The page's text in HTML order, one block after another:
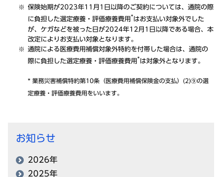
保険始期が2023年11月1日以降のご契約については、通院の際
に負担した選定療養・評価療養費用*はお支払い対象外でした
が、ケガなどを被った日が2024年12月1日以降である場合、本
改定によりお支払い対象となります。
通院による医療費用補償対象外特約を付帯した場合は、通院の
際に負担した選定療養・評価療養費用*は対象外となります。
* 業務災害補償特約第10条（医療費用補償保険金の支払）(2)⑨の選
定療養・評価療養費用をいいます。
お知らせ
2026年
2025年